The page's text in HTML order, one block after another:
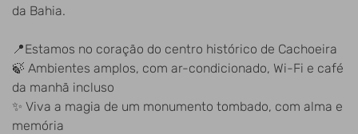
da Bahia.
📍Estamos no coração do centro histórico de Cachoeira
🍃 Ambientes amplos, com ar-condicionado, Wi-Fi e café
da manhã incluso
✨ Viva a magia de um monumento tombado, com alma e
memória